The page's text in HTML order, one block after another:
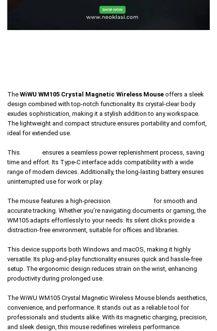
The WiWU WM105 Crystal Magnetic Wireless Mouse offers a sleek
design combined with top-notch functionality. Its crystal-clear body
exudes sophistication, making it a stylish addition to any workspace.
The lightweight and compact structure ensures portability and comfort,
ideal for extended use.
This
ensures a seamless power replenishment process, saving
time and effort. Its Type-C interface adds compatibility with a wide
range of modern devices. Additionally, the long-lasting battery ensures
uninterrupted use for work or play.
The mouse features a high-precision
for smooth and
accurate tracking. Whether you’re navigating documents or gaming, the
WM105 adapts effortlessly to your needs. Its silent clicks provide a
distraction-free environment, suitable for offices and libraries.
This device supports both Windows and macOS, making it highly
versatile. Its plug-and-play functionality ensures quick and hassle-free
setup. The ergonomic design reduces strain on the wrist, enhancing
productivity during prolonged use.
The WiWU WM105 Crystal Magnetic Wireless Mouse blends aesthetics,
convenience, and performance. It stands out as a reliable tool for
professionals and students alike. With its magnetic charging, precision,
and sleek design, this mouse redefines wireless performance.